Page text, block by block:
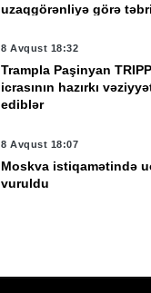
uzaqgörənliyə görə
8 Avqust 18:32
Trampla Paşinyan
icrasının hazırkı
ediblər
8 Avqust 18:07
Moskva istiqamətində
vuruldu
narkotik vasitə